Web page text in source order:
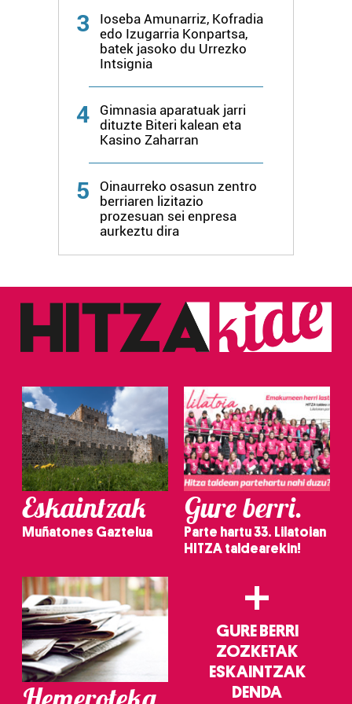
3
Ioseba Amunarriz, Kofradia
edo Izugarria Konpartsa,
batek jasoko du Urrezko
Intsignia
4
Gimnasia aparatuak jarri
dituzte Biteri kalean eta
Kasino Zaharran
5
Oinaurreko osasun zentro
berriaren lizitazio
prozesuan sei enpresa
aurkeztu dira
Eskaintzak
Muñatones Gaztelua
Gure berri.
Parte hartu 33. Lilatoian
HITZA taldearekin!
+
GURE BERRI
ZOZKETAK
ESKAINTZAK
DENDA